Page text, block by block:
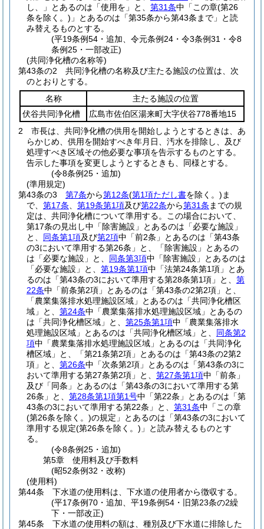
し、」とあるのは「使用を」と、 第31条中「この章(第26
条を除く。) 」とあるのは「第35条から第43条まで」と読
み替えるものとする。
(平19条例54・追加、令元条例24・令3条例31・令8
条例25・一部改正)
(共同浄化槽の名称等)
第43条の2
共同浄化槽の名称及び主たる施設の位置は、次
のとおりとする。
名称
主たる施設の位置
伏谷共同浄化槽
広島市佐伯区湯来町大字伏谷778番地15
2
市長は、共同浄化槽の供用を開始しようとするときは、あ
らかじめ、供用を開始すべき年月日、汚水を排除し、及び
処理すべき区域その他必要な事項を告示するものとする。
告示した事項を変更しようとするときも、同様とする。
(令8条例25・追加)
(準用規定)
第43条の3
第7条から第12条(第1項ただし書を除く。) ま
で、 第17条 第19条第1項及び第22条から第31条 までの規
定は、共同浄化槽について準用する。
この場合において、
第17条の見出し中「除害施設」とあるのは「必要な施設」
と、 同条第1項及び第2項中「前2条」とあるのは「第43条
の3において準用する第26条」と、「除害施設」とあるの
は「必要な施設」と、 同条第3項中「除害施設」とあるのは
「必要な施設」と、 第19条第1項中「法第24条第1項」とあ
るのは「第43条の3において準用する第28条第1項」と、 第
22条中「前条第2項」とあるのは「第43条の2第2項」と、
「農業集落排水処理施設区域」とあるのは「共同浄化槽区
域」と、 第24条中「農業集落排水処理施設区域」とあるの
は「共同浄化槽区域」と、 第25条第1項中「農業集落排水
処理施設区域」とあるのは「共同浄化槽区域」と、 同条第2
項中「農業集落排水処理施設区域」とあるのは「共同浄化
槽区域」と、「第21条第2項」とあるのは「第43条の2第2
項」と、 第26条中「次条第2項」とあるのは「第43条の3に
おいて準用する第27条第2項」と、 第27条第1項中「前条」
及び「同条」とあるのは「第43条の3において準用する第
26条」と、 第28条第1項第1号中「第22条」とあるのは「第
43条の3において準用する第22条」と、 第31条中「この章
(第26条を除く。)の規定」とあるのは「第43条の3において
準用する規定(第26条を除く。) 」と読み替えるものとす
る。
(令8条例25・追加)
第5章
使用料及び手数料
(昭52条例32・改称)
(使用料)
第44条
下水道の使用料は、下水道の使用者から徴収する。
(平17条例70・追加、平19条例54・旧第23条の2繰
下・一部改正)
第45条
下水道の使用料の額は、種別及び下水道に排除した